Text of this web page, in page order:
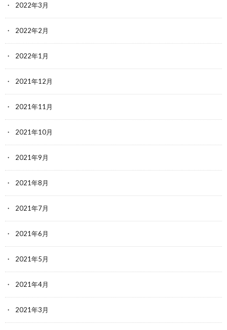
2022年3月
2022年2月
2022年1月
2021年12月
2021年11月
2021年10月
2021年9月
2021年8月
2021年7月
2021年6月
2021年5月
2021年4月
2021年3月